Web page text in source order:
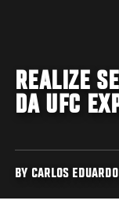
REALIZE
DA UFC
BY CARLOS